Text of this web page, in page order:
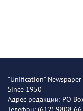
"Unification"
Since 1950
Адрес редакции: PO
Телефон: (612) 9808